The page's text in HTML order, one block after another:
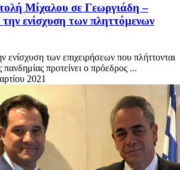
Μίχαλου σε Γεωργιάδη –
ενίσχυση των πληττόμενων
ενίσχυση των επιχειρήσεων που πλήττονται
πανδημίας προτείνει ο πρόεδρος ...
2021